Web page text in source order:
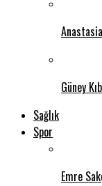
Güney
Sağlık
Spor
Emre